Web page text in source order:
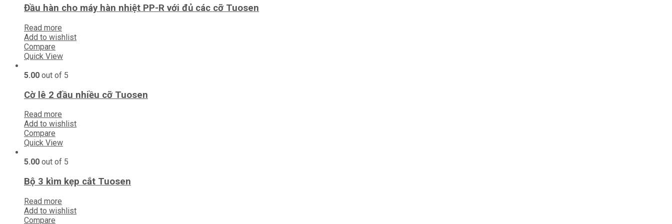
Đầu hàn cho máy hàn nhiệt PP-R với đủ các cỡ Tuosen
Read more
Add to wishlist
Compare
Quick View
5.00 out of 5
Cờ lê 2 đầu nhiều cỡ Tuosen
Read more
Add to wishlist
Compare
Quick View
5.00 out of 5
Bộ 3 kìm kẹp cắt Tuosen
Read more
Add to wishlist
Compare